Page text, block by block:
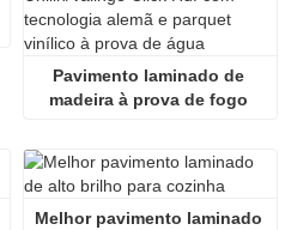
Pavimento laminado de
madeira à prova de fogo
impermeável
Melhor pavimento laminado